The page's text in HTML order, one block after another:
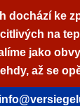
dochází ke
na
jako
až se